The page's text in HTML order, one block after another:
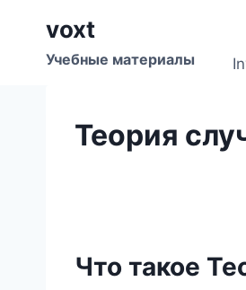
содержимому
voxt
Учебные материалы
Теория
Что такое